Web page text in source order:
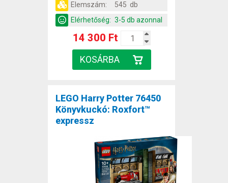
Elemszám:
545 db
Elérhetőség: 3-5 db azonnal
14 300 Ft
LEGO Harry Potter 76450
Könyvkuckó: Roxfort™
expressz